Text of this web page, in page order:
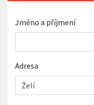
Jméno a příjmení
Adresa